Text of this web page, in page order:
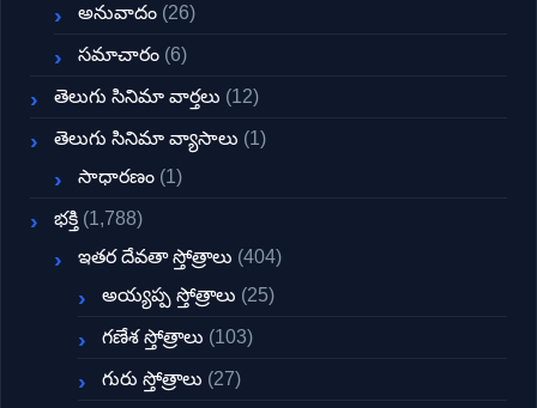
అనువాదం (26)
సమాచారం (6)
తెలుగు సినిమా వార్తలు (12)
తెలుగు సినిమా వ్యాసాలు (1)
సాధారణం (1)
భక్తి (1,788)
ఇతర దేవతా స్తోత్రాలు (404)
అయ్యప్ప స్తోత్రాలు (25)
గణేశ స్తోత్రాలు (103)
గురు స్తోత్రాలు (27)